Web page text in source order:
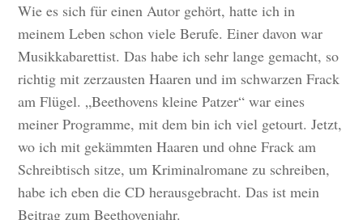
Wie es sich für einen Autor gehört, hatte ich in
meinem Leben schon viele Berufe. Einer davon war
Musikkabarettist. Das habe ich sehr lange gemacht, so
richtig mit zerzausten Haaren und im schwarzen Frack
am Flügel. „Beethovens kleine Patzer“ war eines
meiner Programme, mit dem bin ich viel getourt. Jetzt,
wo ich mit gekämmten Haaren und ohne Frack am
Schreibtisch sitze, um Kriminalromane zu schreiben,
habe ich eben die CD herausgebracht. Das ist mein
Beitrag zum Beethovenjahr.